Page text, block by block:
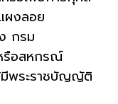
ผงลอย
กรม
รือสหกรณ์
พระราชบัญญัติ